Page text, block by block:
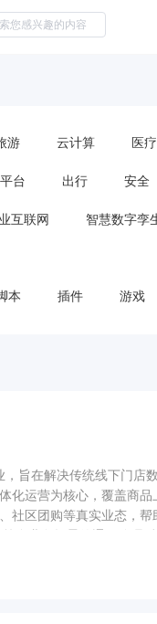
游 云计算 医
台 出行 安全
互联网 智慧数字孪
本 插件 游戏
旨在解决传统线下门店
化运营为核心，覆盖商
社区团购等真实业态，
业务模块，快速搭建自